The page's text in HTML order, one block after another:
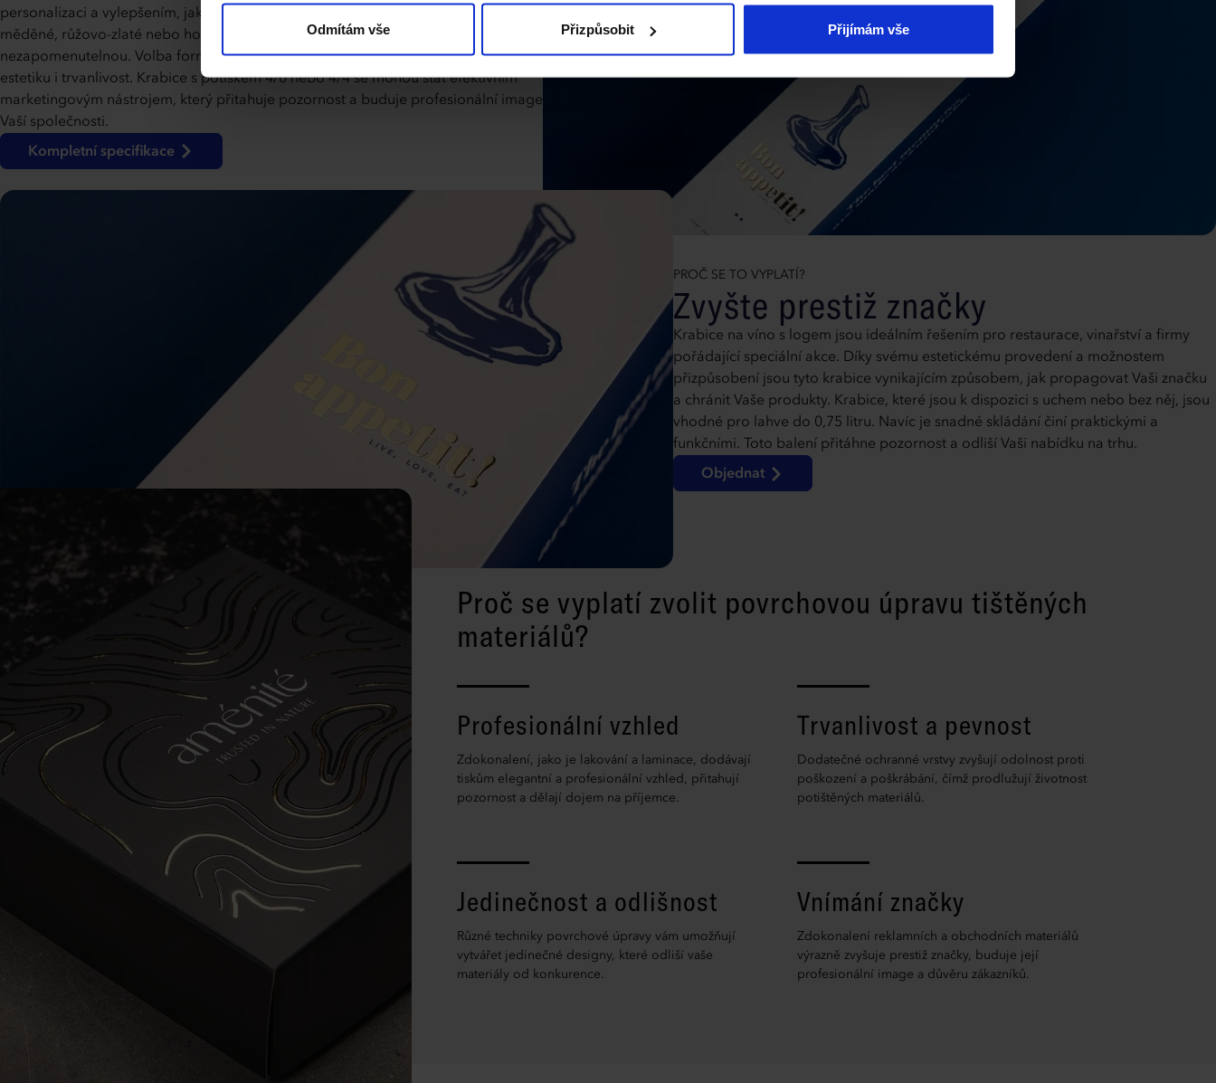
Odmítám vše Přizpůsobit Přijímám vše
personalizaci a vylepšením, jako je 3D UV lak nebo 3D fólie ve zlaté, stříbrné,
měděné, růžovo-zlaté nebo holografické barvě, se Vaše krabice stane
nezapomenutelnou. Volba formátu a materiálu (např. 300g karton) zajišťuje
estetiku i trvanlivost. Krabice s potiskem 4/0 nebo 4/4 se mohou stát efektivním
marketingovým nástrojem, který přitahuje pozornost a buduje profesionální image
Vaší společnosti.
Kompletní specifikace
PROČ SE TO VYPLATÍ?
Zvyšte prestiž značky
Krabice na víno s logem jsou ideálním řešením pro restaurace, vinařství a firmy
pořádající speciální akce. Díky svému estetickému provedení a možnostem
přizpůsobení jsou tyto krabice vynikajícím způsobem, jak propagovat Vaši značku
a chránit Vaše produkty. Krabice, které jsou k dispozici s uchem nebo bez něj, jsou
vhodné pro lahve do 0,75 litru. Navíc je snadné skládání činí praktickými a
funkčními. Toto balení přitáhne pozornost a odliší Vaši nabídku na trhu.
Objednat
Proč se vyplatí zvolit povrchovou úpravu tištěných
materiálů?
Profesionální vzhled
Zdokonalení, jako je lakování a laminace, dodávají
tiskům elegantní a profesionální vzhled, přitahují
pozornost a dělají dojem na příjemce.
Trvanlivost a pevnost
Dodatečné ochranné vrstvy zvyšují odolnost proti
poškození a poškrábání, čímž prodlužují životnost
potištěných materiálů.
Jedinečnost a odlišnost
Různé techniky povrchové úpravy vám umožňují
vytvářet jedinečné designy, které odliší vaše
materiály od konkurence.
Vnímání značky
Zdokonalení reklamních a obchodních materiálů
výrazně zvyšuje prestiž značky, buduje její
profesionální image a důvěru zákazníků.